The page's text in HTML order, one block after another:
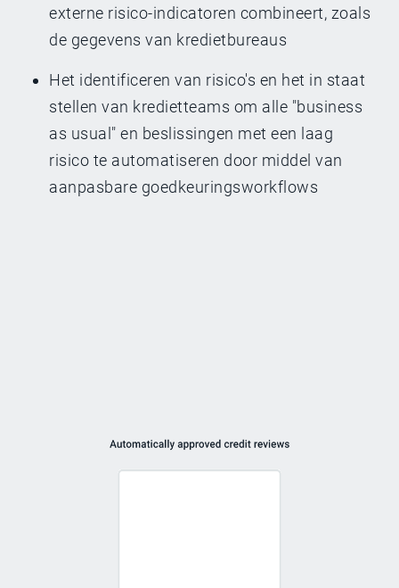
externe risico-indicatoren combineert, zoals
de gegevens van kredietbureaus
Het identificeren van risico's en het in staat
stellen van kredietteams om alle "business
as usual" en beslissingen met een laag
risico te automatiseren door middel van
aanpasbare goedkeuringsworkflows